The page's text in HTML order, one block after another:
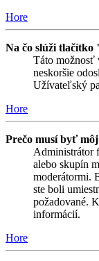
Hore
Na čo slúži
Táto možnosť
neskoršie
Užívateľský
Hore
Prečo musí byť
Administrátor
alebo skupín
moderátormi.
ste boli
požadované.
informácií.
Hore